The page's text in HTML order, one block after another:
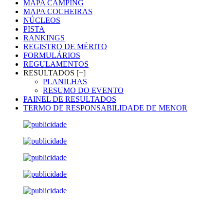
MAPA CAMPING
MAPA COCHEIRAS
NÚCLEOS
PISTA
RANKINGS
REGISTRO DE MÉRITO
FORMULÁRIOS
REGULAMENTOS
RESULTADOS [+]
PLANILHAS
RESUMO DO EVENTO
PAINEL DE RESULTADOS
TERMO DE RESPONSABILIDADE DE MENOR